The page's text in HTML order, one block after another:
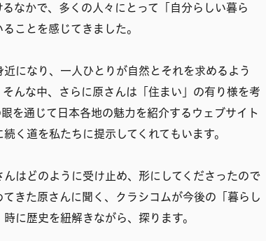
なかで、多くの人々にとって「自分らしい暮ら
ことを感じてきました。
になり、一人ひとりが自然とそれを求めるよう
んな中、さらに原さんは「住まい」の有り様を考
を通じて日本各地の魅力を紹介するウェブサイト
く道を私たちに提示してくれてもいます。
はどのように受け止め、形にしてくださったので
きた原さんに聞く、クラシコムが今後の「暮らし
に歴史を紐解きながら、探ります。